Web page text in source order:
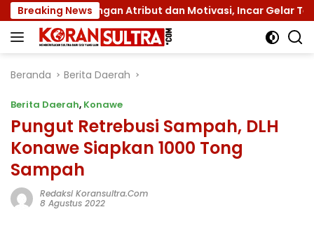
Langsung
ke
konten
Breaking News
dengan Atribut dan Motivasi, Incar Gelar Terbaik di Sultra
Beranda Berita Daerah
Berita Daerah, Konawe
Pungut Retrebusi Sampah, DLH
Konawe Siapkan 1000 Tong
Sampah
Redaksi Koransultra.com
8 Agustus 2022